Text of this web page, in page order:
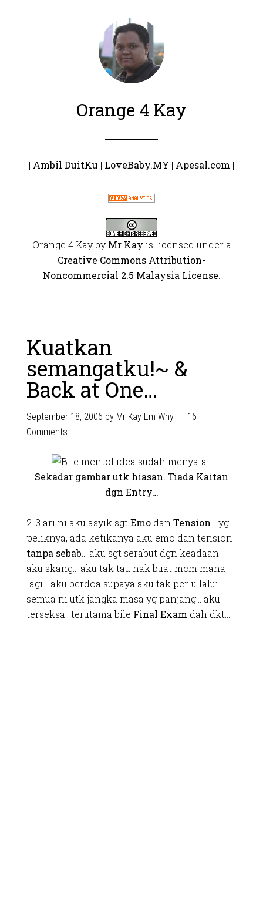
Orange 4 Kay
| Ambil DuitKu | LoveBaby.MY | Apesal.com |
Orange 4 Kayby Mr Kay is licensed under a
Creative Commons Attribution-
Noncommercial 2.5 Malaysia License
Kuatkan
semangatku!~ &
Back at One…
September 18, 2006 by Mr Kay Em Why
16
Comments
Sekadar gambar utk hiasan. Tiada Kaitan
dgn Entry…
2-3 ari ni aku asyik sgt Emodan Tension … yg
peliknya, ada ketikanya aku emo dan tension
tanpa sebab … aku sgt serabut dgn keadaan
aku skang… aku tak tau nak buat mcm mana
lagi… aku berdoa supaya aku tak perlu lalui
semua ni utk jangka masa yg panjang… aku
terseksa.. terutama bile Final Exam dah dkt…